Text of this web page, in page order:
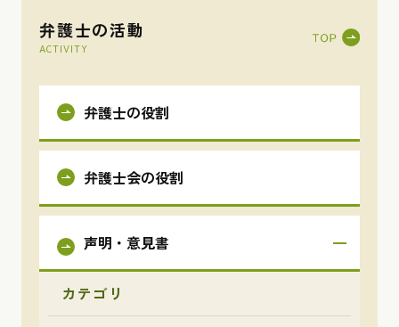
弁護士の活動
ACTIVITY
弁護士の役割
弁護士会の役割
声明・意見書
カテゴリ